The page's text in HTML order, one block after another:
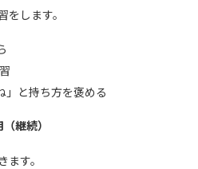
をします。
」と持ち方を褒める
継続）
す。